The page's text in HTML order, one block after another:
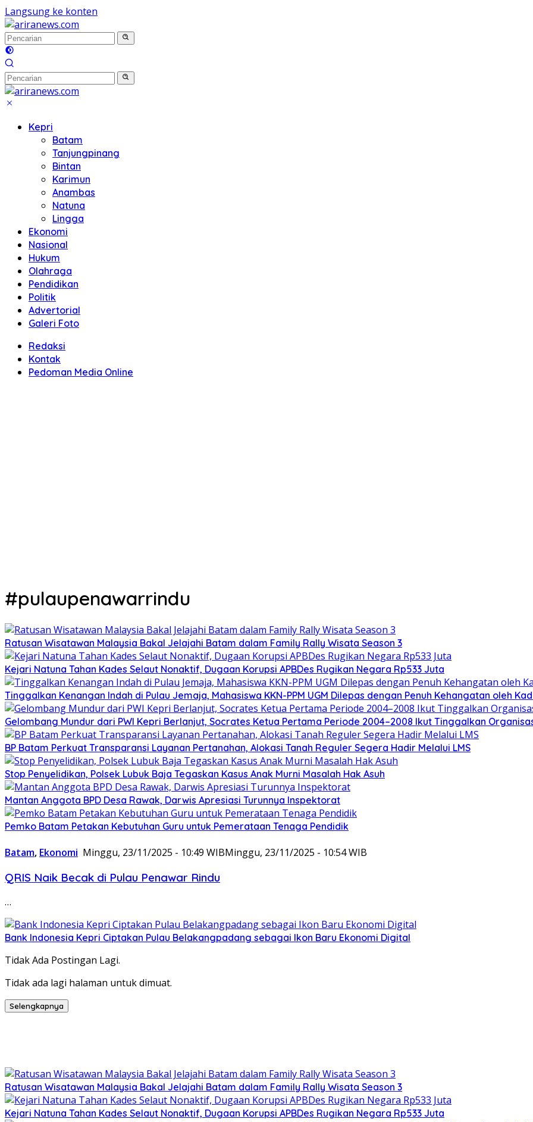
Langsung ke konten
Kepri
Batam
Tanjungpinang
Bintan
Karimun
Anambas
Natuna
Lingga
Ekonomi
Nasional
Hukum
Olahraga
Pendidikan
Politik
Advertorial
Galeri Foto
Redaksi
Kontak
Pedoman Media Online
#pulaupenawarrindu
Ratusan Wisatawan Malaysia Bakal Jelajahi Batam dalam Family Rally Wisata Season 3
Kejari Natuna Tahan Kades Selaut Nonaktif, Dugaan Korupsi APBDes Rugikan Negara Rp533 Juta
Tinggalkan Kenangan Indah di Pulau Jemaja, Mahasiswa KKN-PPM UGM Dilepas dengan Penuh Kehangatan oleh
Gelombang Mundur dari PWI Kepri Berlanjut, Socrates Ketua Pertama Periode 2004–2008 Ikut Tinggalkan
BP Batam Perkuat Transparansi Layanan Pertanahan, Alokasi Tanah Reguler Segera Hadir Melalui LMS
Stop Penyelidikan, Polsek Lubuk Baja Tegaskan Kasus Anak Murni Masalah Hak Asuh
Mantan Anggota BPD Desa Rawak, Darwis Apresiasi Turunnya Inspektorat
Pemko Batam Petakan Kebutuhan Guru untuk Pemerataan Tenaga Pendidik
Batam, Ekonomi Minggu, 23/11/2025 - 10:49 WIBMinggu, 23/11/2025 - 10:54 WIB
QRIS Naik Becak di Pulau Penawar Rindu
…
Bank Indonesia Kepri Ciptakan Pulau Belakangpadang sebagai Ikon Baru Ekonomi Digital
Tidak Ada Postingan Lagi.
Tidak ada lagi halaman untuk dimuat.
Selengkapnya
Ratusan Wisatawan Malaysia Bakal Jelajahi Batam dalam Family Rally Wisata Season 3
Kejari Natuna Tahan Kades Selaut Nonaktif, Dugaan Korupsi APBDes Rugikan Negara Rp533 Juta